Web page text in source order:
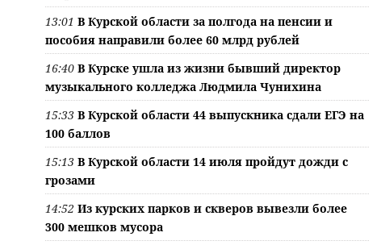
13:01 В Курской области за полгода на пенсии и
пособия направили более 60 млрд рублей
16:40 В Курске ушла из жизни бывший директор
музыкального колледжа Людмила Чунихина
15:33 В Курской области 44 выпускника сдали ЕГЭ на
100 баллов
15:13 В Курской области 14 июля пройдут дожди с
грозами
14:52 Из курских парков и скверов вывезли более
300 мешков мусора